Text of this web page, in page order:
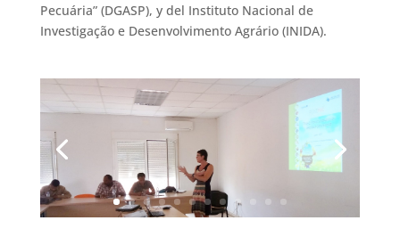
Pecuária” (DGASP), y del Instituto Nacional de
Investigação e Desenvolvimento Agrário (INIDA).